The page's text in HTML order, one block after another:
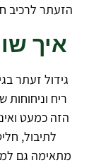
הזעתר לרכיב
איך
גידול זעתר
ריח
הזה כמעט
לתיבול,
מתאימה גם